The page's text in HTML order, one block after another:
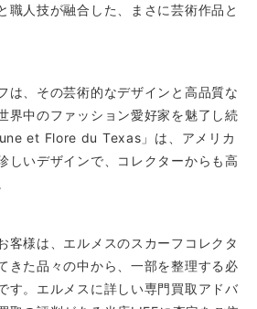
職人技が融合した、まさに芸術作品と
は、その芸術的なデザインと高品質な
界中のファッション愛好家を魅了し続
et Flore du Texas」は、アメリカ
しいデザインで、コレクターからも高
客様は、エルメスのスカーフコレクタ
きた品々の中から、一部を整理する必
す。エルメスに詳しい専門買取アドバ